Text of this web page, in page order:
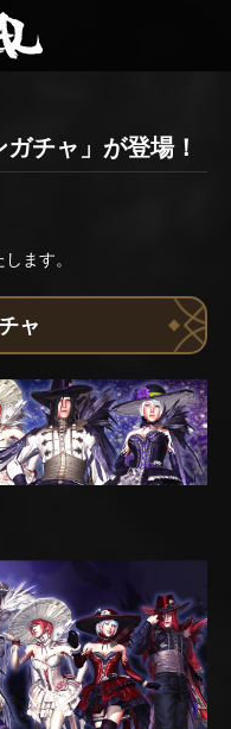
チャ」が登場！
ます。
ャ